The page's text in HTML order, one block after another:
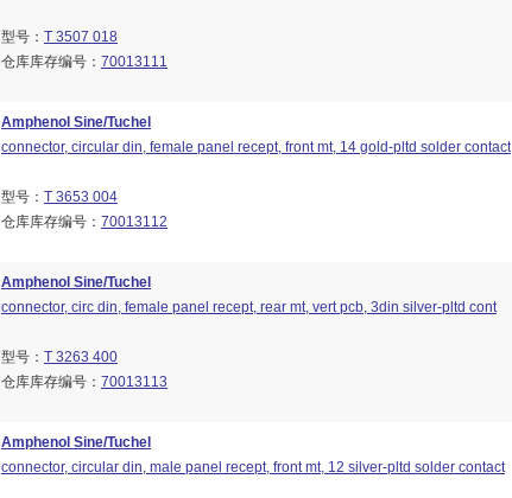
型号： T 3507 018
仓库库存编号： 70013111
Amphenol Sine/Tuchel
connector, circular din, female panel recept, front mt, 14 gold-pltd solder contact
型号： T 3653 004
仓库库存编号： 70013112
Amphenol Sine/Tuchel
connector, circ din, female panel recept, rear mt, vert pcb, 3din silver-pltd cont
型号： T 3263 400
仓库库存编号： 70013113
Amphenol Sine/Tuchel
connector, circular din, male panel recept, front mt, 12 silver-pltd solder contact